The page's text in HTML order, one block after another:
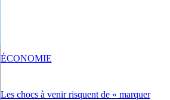
Les chocs à venir risquent de « marquer
ÉCONOMIE